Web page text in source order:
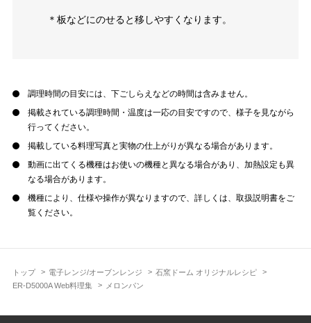
トップ 電子レンジ/オーブンレンジ
石窯ドーム オリジナルレシピ
ER-D5000A Web料理集
メロンパン
＊板などにのせると移しやすくなります。
調理時間の目安には、下ごしらえなどの時間は含みません。
掲載されている調理時間・温度は一応の目安ですので、様子を見ながら
行ってください。
掲載している料理写真と実物の仕上がりが異なる場合があります。
動画に出てくる機種はお使いの機種と異なる場合があり、加熱設定も異
なる場合があります。
機種により、仕様や操作が異なりますので、詳しくは、取扱説明書をご
覧ください。